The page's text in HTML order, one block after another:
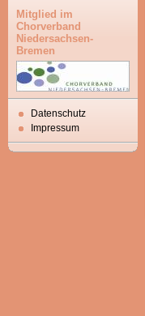
Mitglied im
Chorverband
Niedersachsen-
Bremen
Datenschutz
Impressum